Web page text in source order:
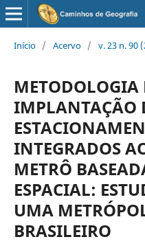
Início / Acervo / v. 23 n. 90
METODOLOGIA
IMPLANTAÇÃO
INTEGRADOS
METRÔ
ESPACIAL:
UMA
BRASILEIRO